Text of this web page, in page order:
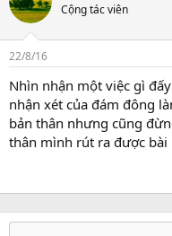
Cộng tác viên
22/8/16
Nhìn nhận một việc gì
nhận xét của đám đông
bản thân nhưng cũng
thân mình rút ra được bài